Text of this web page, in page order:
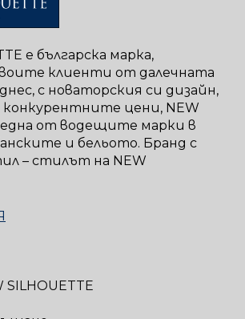
е българска марка,
клиенти от далечната
с новаторския си дизайн,
цени, NEW
една от водещите марки в
и бельото. Бранд с
– стилът на NEW